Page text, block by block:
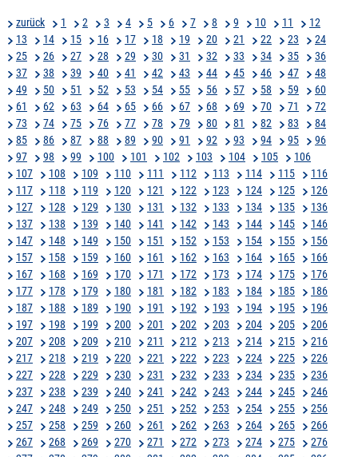
zurück 1 2 3 4 5 6 7 8 9 10 11
12
13
14 15 16 17 18 19 20 21 22 23
24
25
26 27 28 29 30 31 32 33 34 35
36
37
38 39 40 41 42 43 44 45 46 47
48
49
50 51 52 53 54 55 56 57 58 59
60
61
62 63 64 65 66 67 68 69 70 71
72
73
74 75 76 77 78 79 80 81 82 83
84
85
86 87 88 89 90 91 92 93 94 95
96
97
98 99 100 101 102 103 104 105
106
107
108 109 110 111 112 113 114 115
116
117
118 119 120 121 122 123 124 125
126
127
128 129 130 131 132 133 134 135
136
137
138 139 140 141 142 143 144 145
146
147
148 149 150 151 152 153 154 155
156
157
158 159 160 161 162 163 164 165
166
167
168 169 170 171 172 173 174 175
176
177
178 179 180 181 182 183 184 185
186
187
188 189 190 191 192 193 194 195
196
197
198 199 200 201 202 203 204 205
206
207
208 209 210 211 212 213 214 215
216
217
218 219 220 221 222 223 224 225
226
227
228 229 230 231 232 233 234 235
236
237
238 239 240 241 242 243 244 245
246
247
248 249 250 251 252 253 254 255
256
257
258 259 260 261 262 263 264 265
266
267
268 269 270 271 272 273 274 275
276